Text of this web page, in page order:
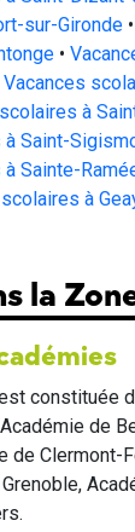
sur-Gironde •
•
Vacances
à
Saint-
Sainte-
à
la
constituée
de
de Clermont-